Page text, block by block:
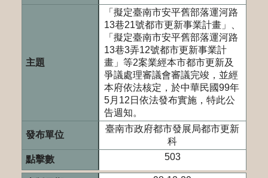
「擬定臺南市安平舊部落運河路
13巷21號都市更新事業計畫」、
「擬定臺南市安平舊部落運河路
13巷3弄12號都市更新事業計
畫」等2案業經本市都市更新及
爭議處理審議會審議完竣，並經
本府依法核定，於中華民國99年
5月12日依法發布實施，特此公
告週知。
臺南市政府都市發展局都市更新
科
503